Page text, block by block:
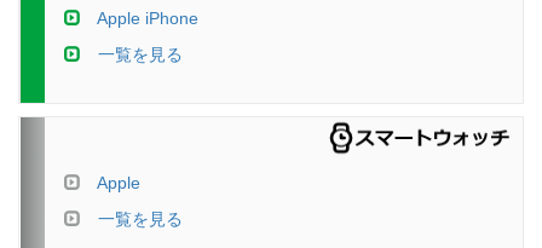
Apple iPhone
一覧を見る
Apple
一覧を見る